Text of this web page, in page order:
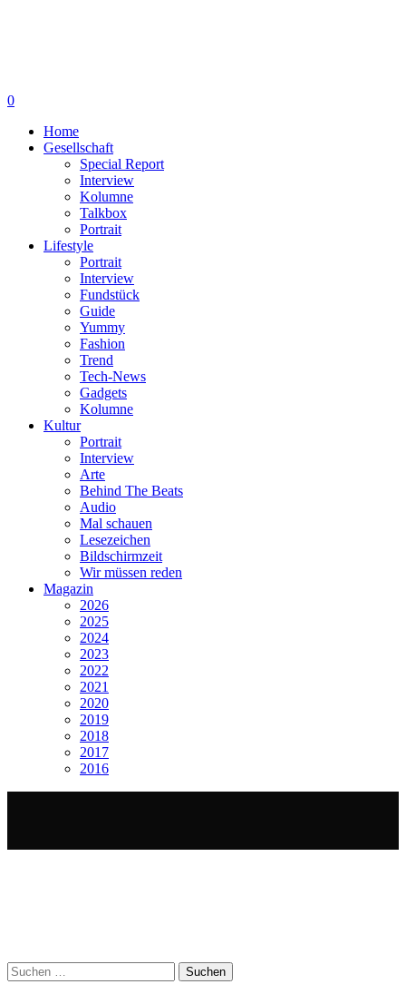
0
Home
Gesellschaft
Special Report
Interview
Kolumne
Talkbox
Portrait
Lifestyle
Portrait
Interview
Fundstück
Guide
Yummy
Fashion
Trend
Tech-News
Gadgets
Kolumne
Kultur
Portrait
Interview
Arte
Behind The Beats
Audio
Mal schauen
Lesezeichen
Bildschirmzeit
Wir müssen reden
Magazin
2026
2025
2024
2023
2022
2021
2020
2019
2018
2017
2016
Suchen
nach: